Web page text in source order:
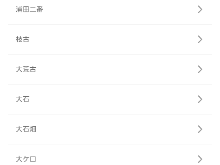
浦田二番
枝古
大荒古
大石
大石畑
大ケ口